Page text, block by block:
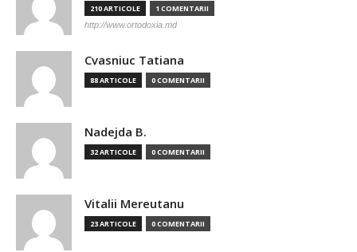
210 ARTICOLE 1 COMENTARII
http://www.ortodoxia.md
Cvasniuc Tatiana
88 ARTICOLE 0 COMENTARII
Nadejda B.
32 ARTICOLE 0 COMENTARII
Vitalii Mereutanu
23 ARTICOLE 0 COMENTARII